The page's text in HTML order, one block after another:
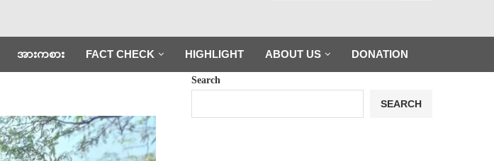
အားကစား FACT CHECK HIGHLIGHT ABOUT US DONATION
Search
SEARCH